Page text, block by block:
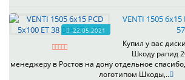
22.05.2021
VENTI 1505 6x15
Купил у вас
Шкоду рапид
менеджеру в Ростов на дону отдельное
логотипом Шкоды,..